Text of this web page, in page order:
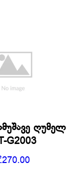
ღუმელ
G2003
270.00